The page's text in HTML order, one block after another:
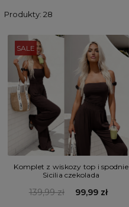
Produkty: 28
SALE
Komplet z wiskozy top i spodnie
Sicilia czekolada
139,99 zł 99,99 zł